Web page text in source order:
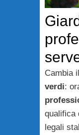
Cambia
verdi:
qualifica
legali